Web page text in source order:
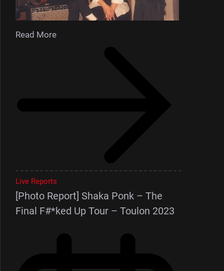
Read More
Live Reports
[Photo Report] Shaka Ponk – The
Final F#*ked Up Tour – Toulon 2023